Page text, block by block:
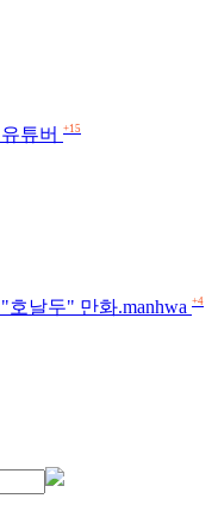
튜버 +15
날두" 만화.manhwa +4